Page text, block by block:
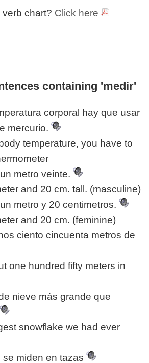
verb chart? Click here
containing 'medir'
corporal hay que usar
mercurio.
temperature, you have to
metro veinte.
and 20 cm. tall. (masculine)
metro y 20 centimetros.
and 20 cm. (feminine)
ciento cincuenta metros de
one hundred fifty meters in
nieve más grande que
snowflake we had ever
se miden en tazas